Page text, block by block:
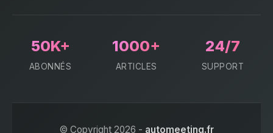
50K+
ABONNÉS
1000+
ARTICLES
24/7
SUPPORT
© Copyright 2026 - automeeting.fr